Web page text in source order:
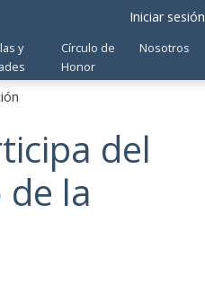
Iniciar sesión
y
Círculo de
Honor
Nosotros
del
la